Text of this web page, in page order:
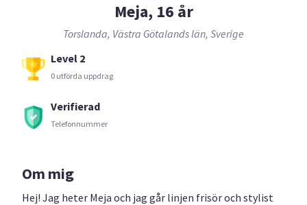
Meja, 16 år
Torslanda, Västra Götalands län, Sverige
Level 2
0 utförda uppdrag
Verifierad
Telefonnummer
Om mig
Hej! Jag heter Meja och jag går linjen frisör och stylist